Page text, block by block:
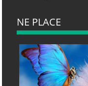
NE PLACE